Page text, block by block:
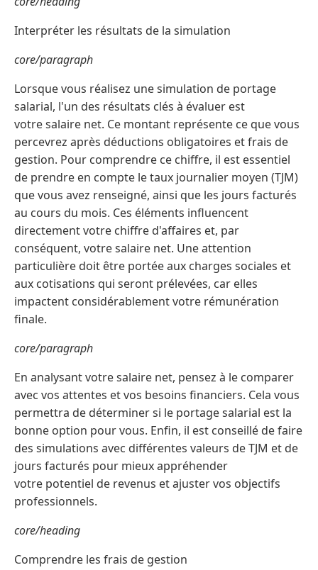
Interpréter les résultats de la simulation
core/paragraph
Lorsque vous réalisez une simulation de portage
salarial, l'un des résultats clés à évaluer est
votre salaire net. Ce montant représente ce que vous
percevrez après déductions obligatoires et frais de
gestion. Pour comprendre ce chiffre, il est essentiel
de prendre en compte le taux journalier moyen (TJM)
que vous avez renseigné, ainsi que les jours facturés
au cours du mois. Ces éléments influencent
directement votre chiffre d'affaires et, par
conséquent, votre salaire net. Une attention
particulière doit être portée aux charges sociales et
aux cotisations qui seront prélevées, car elles
impactent considérablement votre rémunération
finale.
core/paragraph
En analysant votre salaire net, pensez à le comparer
avec vos attentes et vos besoins financiers. Cela vous
permettra de déterminer si le portage salarial est la
bonne option pour vous. Enfin, il est conseillé de faire
des simulations avec différentes valeurs de TJM et de
jours facturés pour mieux appréhender
votre potentiel de revenus et ajuster vos objectifs
professionnels.
core/heading
Comprendre les frais de gestion